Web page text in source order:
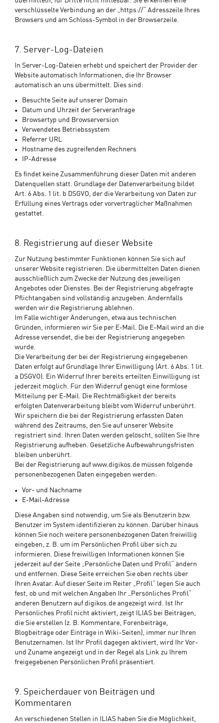
verschlüsselte Verbindung an der „https://“ Adresszeile Ihres
Browsers und am Schloss-Symbol in der Browserzeile.
7. Server-Log-Dateien
In Server-Log-Dateien erhebt und speichert der Provider der
Website automatisch Informationen, die Ihr Browser
automatisch an uns übermittelt. Dies sind:
Besuchte Seite auf unserer Domain
Datum und Uhrzeit der Serveranfrage
Browsertyp und Browserversion
Verwendetes Betriebssystem
Referrer URL
Hostname des zugreifenden Rechners
IP-Adresse
Es findet keine Zusammenführung dieser Daten mit anderen
Datenquellen statt. Grundlage der Datenverarbeitung bildet
Art. 6 Abs. 1 lit. b DSGVO, der die Verarbeitung von Daten zur
Erfüllung eines Vertrags oder vorvertraglicher Maßnahmen
gestattet.
8. Registrierung auf dieser Website
Zur Nutzung bestimmter Funktionen können Sie sich auf
unserer Website registrieren. Die übermittelten Daten dienen
ausschließlich zum Zwecke der Nutzung des jeweiligen
Angebotes oder Dienstes. Bei der Registrierung abgefragte
Pflichtangaben sind vollständig anzugeben. Andernfalls
werden wir die Registrierung ablehnen.
Im Falle wichtiger Änderungen, etwa aus technischen
Gründen, informieren wir Sie per E-Mail. Die E-Mail wird an die
Adresse versendet, die bei der Registrierung angegeben
wurde.
Die Verarbeitung der bei der Registrierung eingegebenen
Daten erfolgt auf Grundlage Ihrer Einwilligung (Art. 6 Abs. 1 lit.
a DSGVO). Ein Widerruf Ihrer bereits erteilten Einwilligung ist
jederzeit möglich. Für den Widerruf genügt eine formlose
Mitteilung per E-Mail. Die Rechtmäßigkeit der bereits
erfolgten Datenverarbeitung bleibt vom Widerruf unberührt.
Wir speichern die bei der Registrierung erfassten Daten
während des Zeitraums, den Sie auf unserer Website
registriert sind. Ihren Daten werden gelöscht, sollten Sie Ihre
Registrierung aufheben. Gesetzliche Aufbewahrungsfristen
bleiben unberührt.
Bei der Registrierung auf www.digikos.de müssen folgende
personenbezogenen Daten eingegeben werden:
Vor- und Nachname
E-Mail-Adresse
Diese Angaben sind notwendig, um Sie als Benutzerin bzw.
Benutzer im System identifizieren zu können. Darüber hinaus
können Sie noch weitere personenbezogenen Daten freiwillig
eingeben, z. B. um im Persönlichen Profil über sich zu
informieren. Diese freiwilligen Informationen können Sie
jederzeit auf der Seite „Persönliche Daten und Profil“ ändern
und entfernen. Diese Seite erreichen Sie oben rechts über
Ihren Avatar. Auf dieser Seite im Reiter „Profil“ legen Sie auch
fest, ob und mit welchen Angaben Ihr „Persönliches Profil“
anderen Benutzern auf digikos.de angezeigt wird. Ist Ihr
Persönliches Profil nicht aktiviert, zeigt ILIAS bei Beiträgen,
die Sie erstellen (z. B. Kommentare, Forenbeiträge,
Blogbeiträge oder Einträge in Wiki-Seiten), immer nur Ihren
Benutzernamen. Ist Ihr Profil dagegen aktiviert, wird Ihr Vor-
und Zuname angezeigt und in der Regel als Link zu Ihrem
freigegebenen Persönlichen Profil präsentiert.
9. Speicherdauer von Beiträgen und
Kommentaren
An verschiedenen Stellen in ILIAS haben Sie die Möglichkeit,